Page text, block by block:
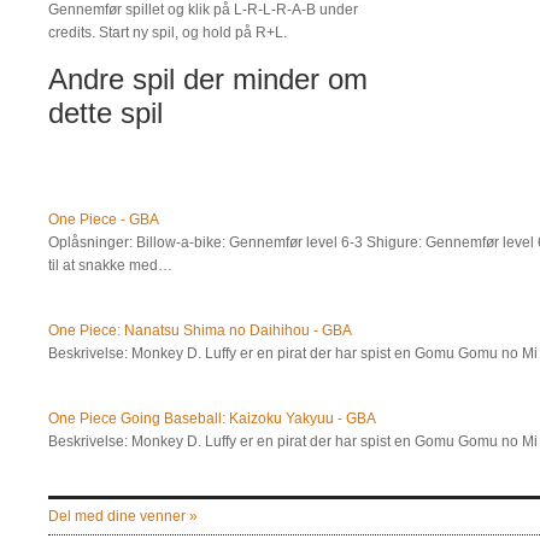
Gennemfør spillet og klik på L-R-L-R-A-B under
credits. Start ny spil, og hold på R+L.
Andre spil der minder om
dette spil
One Piece - GBA
Oplåsninger: Billow-a-bike: Gennemfør level 6-3 Shigure: Gennemfør
til at snakke med…
One Piece: Nanatsu Shima no Daihihou - GBA
Beskrivelse: Monkey D. Luffy er en pirat der har spist en Gomu Gomu no
One Piece Going Baseball: Kaizoku Yakyuu - GBA
Beskrivelse: Monkey D. Luffy er en pirat der har spist en Gomu Gomu no
Del med dine venner »